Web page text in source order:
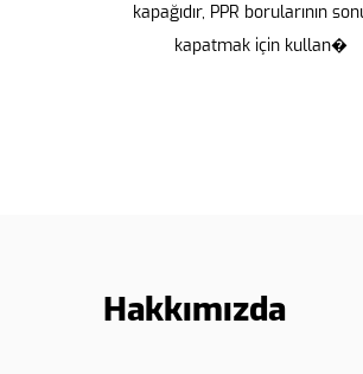
kapağıdır, PPR borularının
kapatmak için kullan�
Hakkımızda